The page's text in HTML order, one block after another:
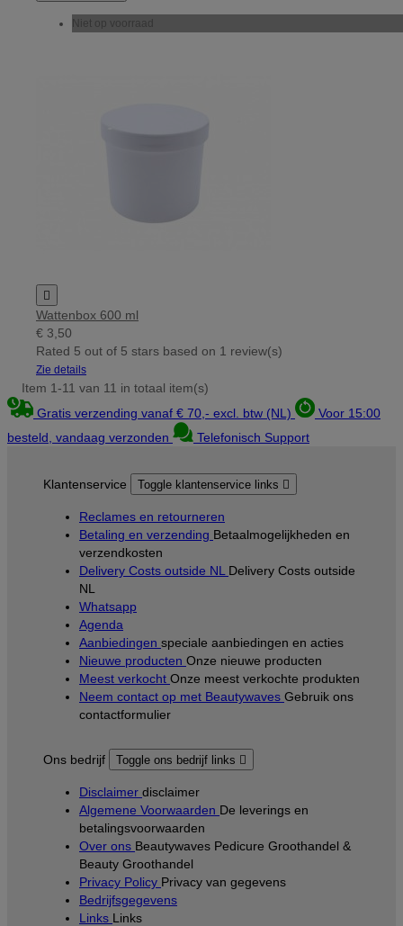
Niet op voorraad

Wattenbox 600 ml
€ 3,50
Rated 5 out of 5 stars based on 1 review(s)
Zie details
Item 1-11 van 11 in totaal item(s)
Gratis verzending vanaf € 70,- excl. btw (NL)
Voor 15:00
besteld, vandaag verzonden
Telefonisch Support
Klantenservice Toggle klantenservice links 
Reclames en retourneren
Betaling en verzending Betaalmogelijkheden en
verzendkosten
Delivery Costs outside NL Delivery Costs outside
NL
Whatsapp
Agenda
Aanbiedingen speciale aanbiedingen en acties
Nieuwe producten Onze nieuwe producten
Meest verkocht Onze meest verkochte produkten
Neem contact op met Beautywaves Gebruik ons
contactformulier
Ons bedrijf Toggle ons bedrijf links 
Disclaimer disclaimer
Algemene Voorwaarden De leverings en
betalingsvoorwaarden
Over ons Beautywaves Pedicure Groothandel &
Beauty Groothandel
Privacy Policy Privacy van gegevens
Bedrijfsgegevens
Links Links